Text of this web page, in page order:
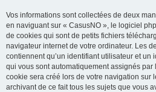
Vos informations sont collectées de deux
en naviguant sur « CasusNO », le logiciel
de cookies qui sont de petits fichiers
navigateur internet de votre ordinateur. Les
contiennent qu’un identifiant utilisateur et un
qui vous sont automatiquement assignés
cookie sera créé lors de votre navigation sur
archivant de ce fait tous les sujets que vous